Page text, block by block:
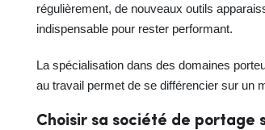
régulièrement, de nouveaux outils
indispensable pour rester performant.
La spécialisation dans des domaines
au travail permet de se différencier sur un
Choisir sa société de portage